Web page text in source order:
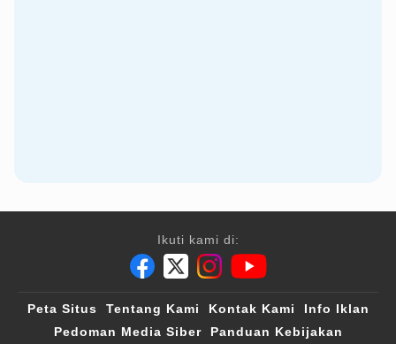
Ikuti kami di:
Peta Situs Tentang Kami Kontak Kami
Info Iklan
Pedoman Media Siber
Panduan Kebijakan